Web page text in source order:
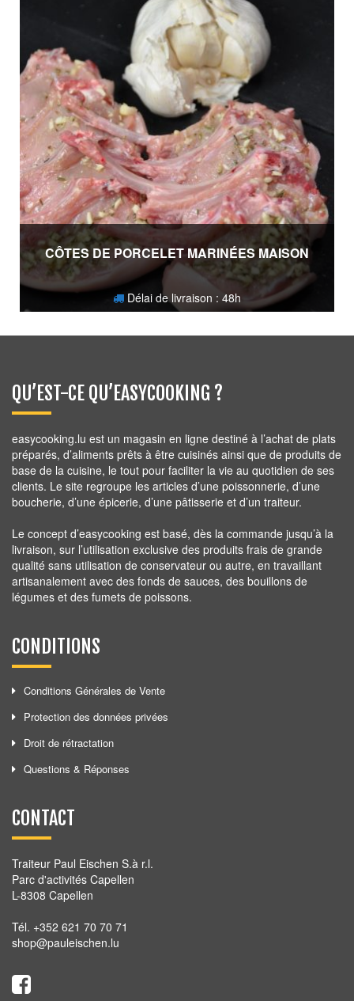
CÔTES DE PORCELET MARINÉES MAISON
Délai de livraison : 48h
QU’EST-CE QU’EASYCOOKING ?
easycooking.lu est un magasin en ligne destiné à l’achat de plats
préparés, d’aliments prêts à être cuisinés ainsi que de produits de
base de la cuisine, le tout pour faciliter la vie au quotidien de ses
clients. Le site regroupe les articles d’une poissonnerie, d’une
boucherie, d’une épicerie, d’une pâtisserie et d’un traiteur.
Le concept d’easycooking est basé, dès la commande jusqu’à la
livraison, sur l’utilisation exclusive des produits frais de grande
qualité sans utilisation de conservateur ou autre, en travaillant
artisanalement avec des fonds de sauces, des bouillons de
légumes et des fumets de poissons.
CONDITIONS
Conditions Générales de Vente
Protection des données privées
Droit de rétractation
Questions & Réponses
CONTACT
Traiteur Paul Eischen S.à r.l.
Parc d'activités Capellen
L-8308 Capellen
Tél. +352 621 70 70 71
shop@pauleischen.lu